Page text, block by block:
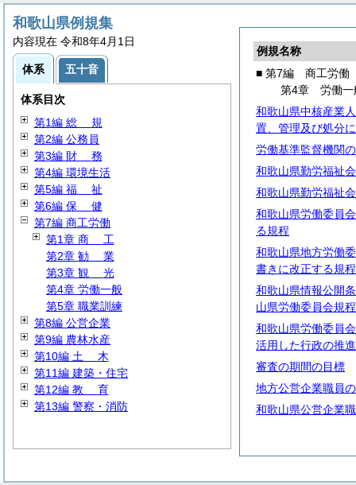
例規名称
■ 第7編 商工労働
第4章 労働一
和歌山県中核産業
置、管理及び処分
労働基準監督機関
和歌山県勤労福祉
和歌山県勤労福祉
和歌山県労働委員
る規程
和歌山県地方労働
書きに改正する規程
和歌山県情報公開
山県労働委員会規程
和歌山県労働委員
活用した行政の推
審査の期間の目標
地方公営企業職員
和歌山県公営企業
和歌山県例規集
内容現在 令和8年4月1日
体系 五十音
体系目次
第1編 総 規
第2編 公務員
第3編 財 務
第4編 環境生活
第5編 福 祉
第6編 保 健
第7編 商工労働
第1章 商 工
第2章 勧 業
第3章 観 光
第4章 労働一般
第5章 職業訓練
第8編 公営企業
第9編 農林水産
第10編 土 木
第11編 建築・住宅
第12編 教 育
第13編 警察・消防